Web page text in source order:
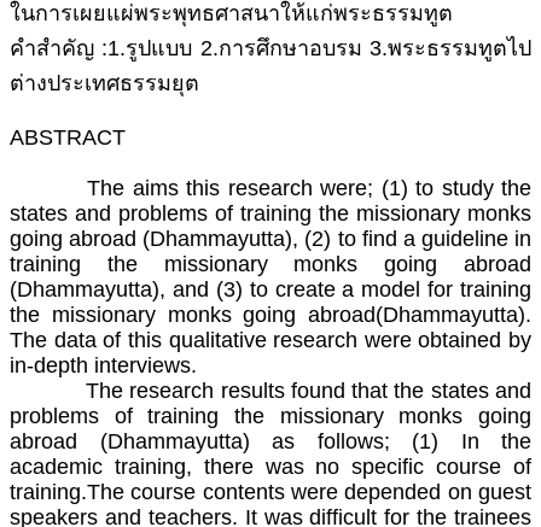
ในการเผยแผ่พระพุทธศาสนาให้แก่พระธรรมทูต
คำสำคัญ :1.รูปแบบ 2.การศึกษาอบรม 3.พระธรรมทูตไป
ต่างประเทศธรรมยุต
ABSTRACT
The aims this research were; (1) to study the
states and problems of training the missionary monks
going abroad (Dhammayutta), (2) to find a guideline in
training the missionary monks going abroad
(Dhammayutta), and (3) to create a model for training
the missionary monks going abroad(Dhammayutta).
The data of this qualitative research were obtained by
in-depth interviews.
The research results found that the states and
problems of training the missionary monks going
abroad (Dhammayutta) as follows; (1) In the
academic training, there was no specific course of
training.The course contents were depended on guest
speakers and teachers. It was difficult for the trainees